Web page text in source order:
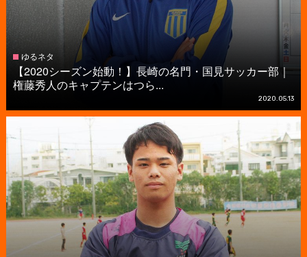
ゆるネタ
【2020シーズン始動！】長崎の名門・国見サッカー部｜
権藤秀人のキャプテンはつら...
2020.05.13